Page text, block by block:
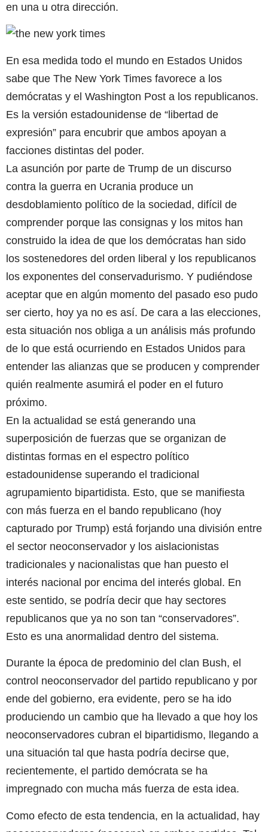
en una u otra dirección.
En esa medida todo el mundo en Estados Unidos
sabe que The New York Times favorece a los
demócratas y el Washington Post a los republicanos.
Es la versión estadounidense de “libertad de
expresión” para encubrir que ambos apoyan a
facciones distintas del poder.
La asunción por parte de Trump de un discurso
contra la guerra en Ucrania produce un
desdoblamiento político de la sociedad, difícil de
comprender porque las consignas y los mitos han
construido la idea de que los demócratas han sido
los sostenedores del orden liberal y los republicanos
los exponentes del conservadurismo. Y pudiéndose
aceptar que en algún momento del pasado eso pudo
ser cierto, hoy ya no es así. De cara a las elecciones,
esta situación nos obliga a un análisis más profundo
de lo que está ocurriendo en Estados Unidos para
entender las alianzas que se producen y comprender
quién realmente asumirá el poder en el futuro
próximo.
En la actualidad se está generando una
superposición de fuerzas que se organizan de
distintas formas en el espectro político
estadounidense superando el tradicional
agrupamiento bipartidista. Esto, que se manifiesta
con más fuerza en el bando republicano (hoy
capturado por Trump) está forjando una división entre
el sector neoconservador y los aislacionistas
tradicionales y nacionalistas que han puesto el
interés nacional por encima del interés global. En
este sentido, se podría decir que hay sectores
republicanos que ya no son tan “conservadores”.
Esto es una anormalidad dentro del sistema.
Durante la época de predominio del clan Bush, el
control neoconservador del partido republicano y por
ende del gobierno, era evidente, pero se ha ido
produciendo un cambio que ha llevado a que hoy los
neoconservadores cubran el bipartidismo, llegando a
una situación tal que hasta podría decirse que,
recientemente, el partido demócrata se ha
impregnado con mucha más fuerza de esta idea.
Como efecto de esta tendencia, en la actualidad, hay